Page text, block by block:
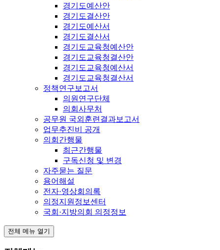
경기도예산안
경기도결산안
경기도예산서
경기도결산서
경기도교육청예산안
경기도교육청결산안
경기도교육청예산서
경기도교육청결산서
정책연구보고서
의원연구단체
의회사무처
공무원 국외훈련결과보고서
업무추진비 공개
의회간행물
최근간행물
구독신청 및 변경
자주묻는 질문
용어해설
전자·영상회의록
의정지원정보센터
국회·지방의회 의정정보
전체 메뉴 열기